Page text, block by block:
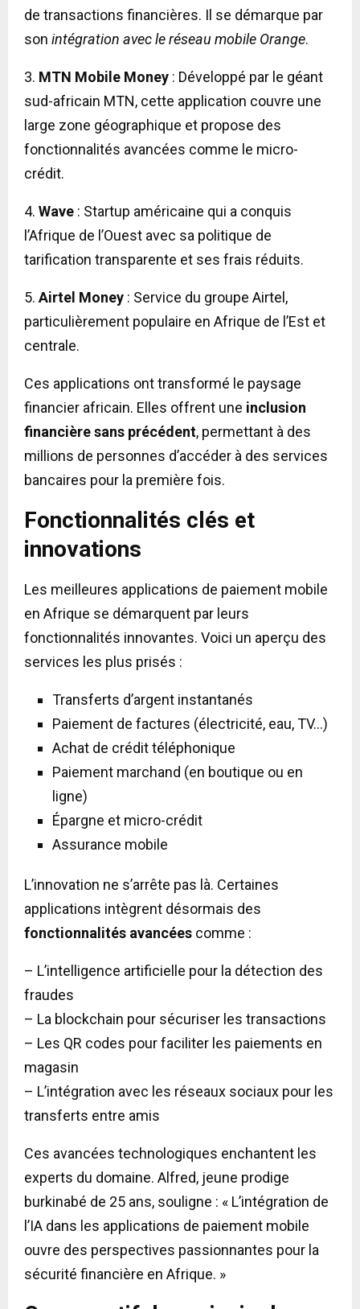
de transactions financières. Il se démarque par
son intégration avec le réseau mobile Orange.
3. MTN Mobile Money : Développé par le géant
sud-africain MTN, cette application couvre une
large zone géographique et propose des
fonctionnalités avancées comme le micro-
crédit.
4. Wave : Startup américaine qui a conquis
l’Afrique de l’Ouest avec sa politique de
tarification transparente et ses frais réduits.
5. Airtel Money : Service du groupe Airtel,
particulièrement populaire en Afrique de l’Est et
centrale.
Ces applications ont transformé le paysage
financier africain. Elles offrent une inclusion
financière sans précédent, permettant à des
millions de personnes d’accéder à des services
bancaires pour la première fois.
Fonctionnalités clés et
innovations
Les meilleures applications de paiement mobile
en Afrique se démarquent par leurs
fonctionnalités innovantes. Voici un aperçu des
services les plus prisés :
Transferts d’argent instantanés
Paiement de factures (électricité, eau, TV…)
Achat de crédit téléphonique
Paiement marchand (en boutique ou en
ligne)
Épargne et micro-crédit
Assurance mobile
L’innovation ne s’arrête pas là. Certaines
applications intègrent désormais des
fonctionnalités avancées comme :
– L’intelligence artificielle pour la détection des
fraudes
– La blockchain pour sécuriser les transactions
– Les QR codes pour faciliter les paiements en
magasin
– L’intégration avec les réseaux sociaux pour les
transferts entre amis
Ces avancées technologiques enchantent les
experts du domaine. Alfred, jeune prodige
burkinabé de 25 ans, souligne : « L’intégration de
l’IA dans les applications de paiement mobile
ouvre des perspectives passionnantes pour la
sécurité financière en Afrique. »